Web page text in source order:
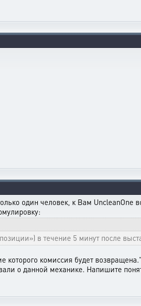
один человек, к Вам UncleanOne
в течение 5 минут после
которого комиссия будет возвращена."
о данной механике. Напишите